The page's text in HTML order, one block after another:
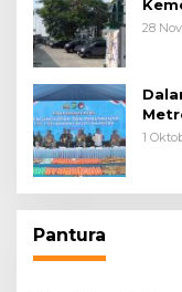
28
1
Pantura